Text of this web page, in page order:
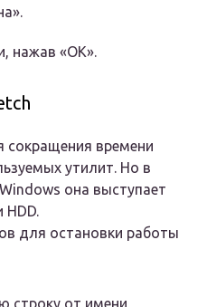
нажав «ОК».
сокращения времени
утилит. Но в
она выступает
HDD.
для остановки работы